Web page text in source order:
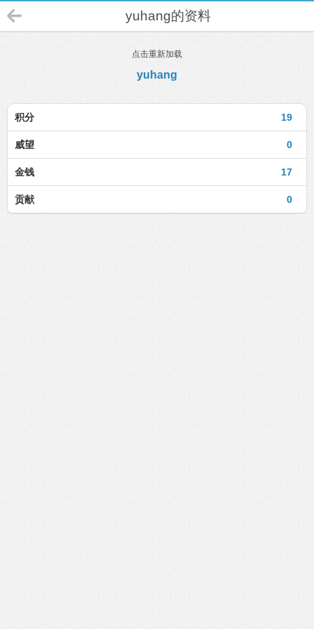
yuhang的资料
点击重新加载
yuhang
19
积分
0
威望
17
金钱
0
贡献